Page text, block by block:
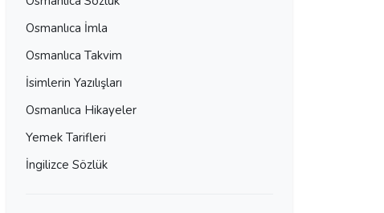
Osmanlıca İmla
Osmanlıca Takvim
İsimlerin Yazılışları
Osmanlıca Hikayeler
Yemek Tarifleri
İngilizce Sözlük